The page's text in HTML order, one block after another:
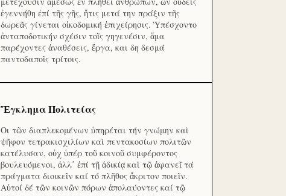
ἐγεννήθη ἐπί τῆς γῆς, ἥτις μετά την πράξιν τῆς
δωρεᾶς γίνεται οἰκοδομική ἐπιχείρησις. Ὑπέσχοντο
ἀνταποδοτικήν σχέσιν τοῖς γηγενέσιν, ἅμα
παρέχοντες ἀναθέσεις, ἔργα, και δη δεσμά
παντοδαποῖς τρίτοις.
Ἔγκλημα Πολιτείας
Οι τῶν διαπλεκομένων ὑπηρέται τήν γνώμην καὶ
ψῆφον τετρακισχιλίων καὶ πεντακοσίων πολιτῶν
κατέλυσαν, οὐχ ὑπέρ τοῦ κοινοῦ συμφέροντος
βουλευόμενοι, ἀλλ᾽ ἐπί τῇ ἀδικίᾳ καὶ τῷ ἀφανεῖ τά
πράγματα διοικεῖν καί τό πλῆθος ἄκριτον ποιεῖν.
Αὐτοί δέ τῶν κοινῶν πόρων ἀπολαύοντες καί τῷ